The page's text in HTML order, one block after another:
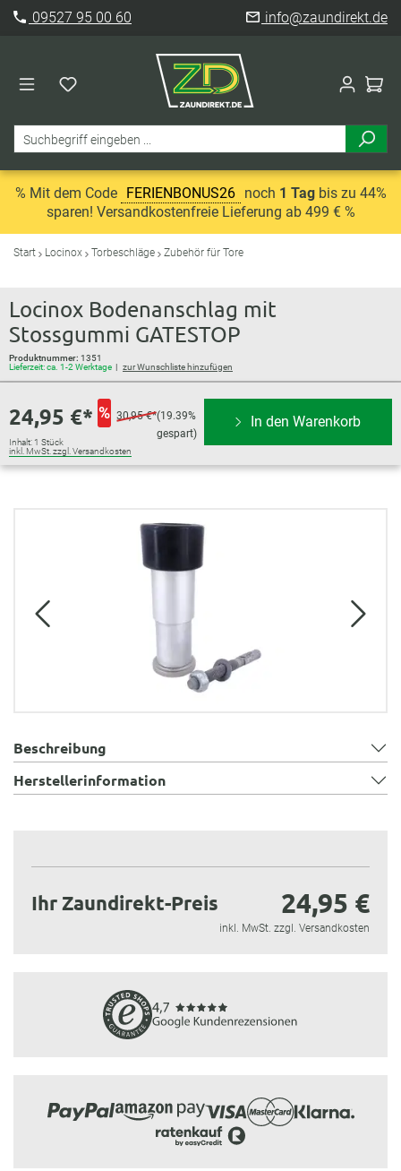
09527 95 00 60 info@zaundirekt.de
% Mit dem Code FERIENBONUS26 noch 1 Tagbis zu 44%
sparen! Versandkostenfreie Lieferung ab 499 € %
Start Locinox Torbeschläge Zubehör für Tore
Locinox Bodenanschlag mit
Stossgummi GATESTOP
Produktnummer: 1351
Lieferzeit: ca. 1-2 Werktage
zur Wunschliste hinzufügen
24,95 €* % 30,95 €*(19.39%
gespart)
Inhalt: 1 Stück
inkl. MwSt. zzgl. Versandkosten
In den Warenkorb
Beschreibung
Herstellerinformation
Ihr Zaundirekt-Preis 24,95 €
inkl. MwSt. zzgl. Versandkosten